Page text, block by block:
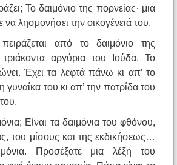
Το δαιμόνιο της πορνείας· μια
να λησμονήσει την οικογένειά του.
από το δαιμόνιο της
τριάκοντα αργύρια του Ιούδα. Το
Έχει τα λεφτά πάνω κι απ’ το
γυναίκα του κι απ’ την πατρίδα του
Είναι τα δαιμόνια του φθόνου,
του μίσους και της εκδικήσεως…
Προσέξατε μια λέξη του